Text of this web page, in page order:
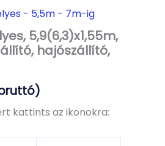
- 5,5m - 7m-ig
5,9(6,3)x1,55m,
hajószállító,
kattints az ikonokra: